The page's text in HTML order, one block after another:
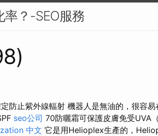
？-SEO服務
防止紫外線輻射 機器人是無油的，很容易
seo公司 70防曬霜可保護皮膚免受UVA
中文 它是用Helioplex生產的，